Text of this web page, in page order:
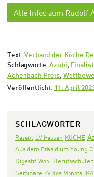
Alle Infos zum Rudolf
Text: Verband der Köche
Schlagworte: Azubi, Finalist
Achenbach Preis,
Veröffentlicht: 11. April
SCHLAGWÖRTER
Rezept LV Hessen KÜCHE
Aus dem Präsidium Young
Digestif Wahl Berufsschulen
Seminare ZV des Monats IKA